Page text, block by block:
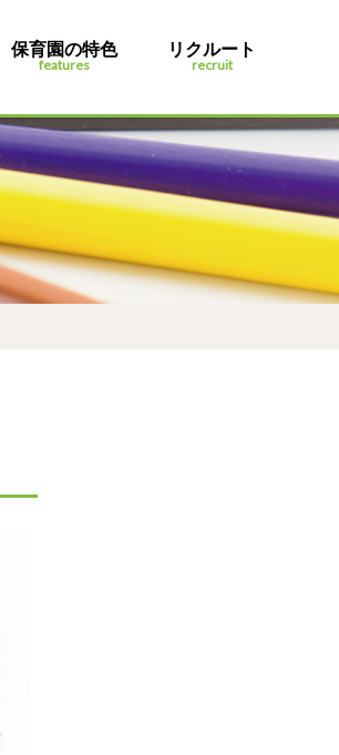
保育園の特色
features
リクルート
recruit